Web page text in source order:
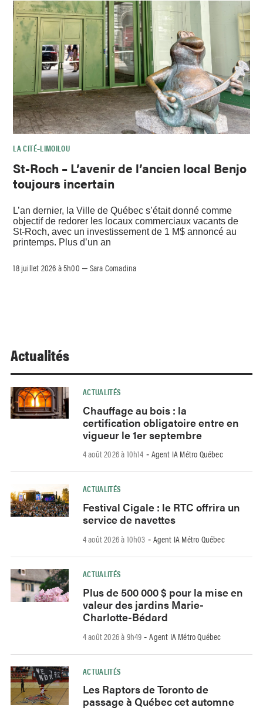
LA CITÉ–LIMOILOU
St-Roch – L’avenir de l’ancien local Benjo
toujours incertain
L’an dernier, la Ville de Québec s’était donné comme
objectif de redorer les locaux commerciaux vacants de
St-Roch, avec un investissement de 1 M$ annoncé au
printemps. Plus d’un an
18 juillet 2026 à 5h00 – Sara Comadina
Actualités
ACTUALITÉS
Chauffage au bois : la
certification obligatoire entre en
vigueur le 1er septembre
4 août 2026 à 10h14 - Agent IA Métro Québec
ACTUALITÉS
Festival Cigale : le RTC offrira un
service de navettes
4 août 2026 à 10h03 - Agent IA Métro Québec
ACTUALITÉS
Plus de 500 000 $ pour la mise en
valeur des jardins Marie-
Charlotte-Bédard
4 août 2026 à 9h49 -Agent IA Métro Québec
ACTUALITÉS
Les Raptors de Toronto de
passage à Québec cet automne